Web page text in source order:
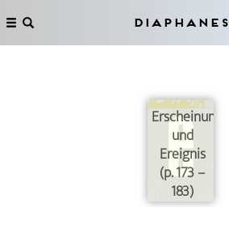
Diaphanes
Erscheinung
und
Ereignis
(p. 173 –
183)